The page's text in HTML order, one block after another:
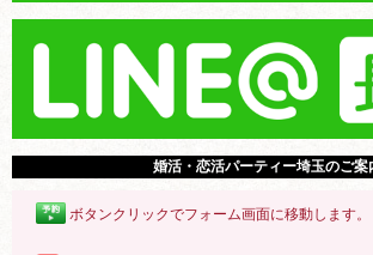
婚活・恋活パーティー埼玉のご案
ボタンクリックでフォーム画面に移動します。